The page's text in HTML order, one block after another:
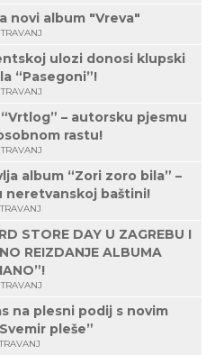
novi album "Vreva"
ulozi donosi klupski
“Pasegoni”!
– autorsku pjesmu
rastu!
album “Zori zoro bila” –
neretvanskoj baštini!
STORE DAY U ZAGREBU I
REIZDANJE ALBUMA
na plesni podij s novim
pleše”